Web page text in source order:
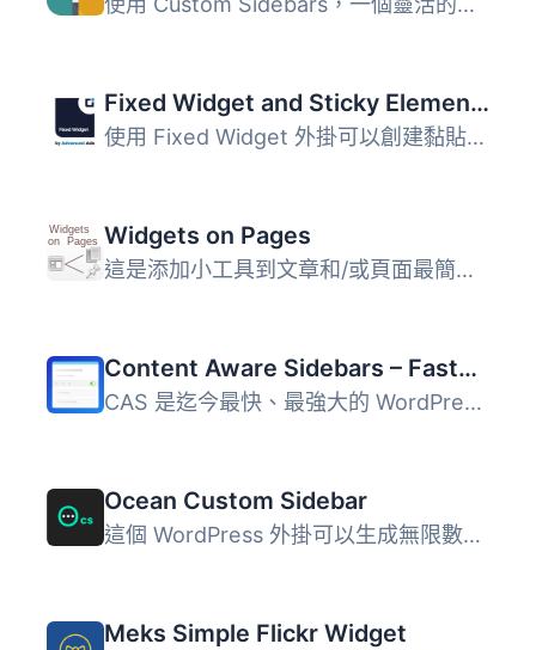
Fixed Widget and Sticky Elements for WordPress
使用 Fixed Widget 外掛可以創建黏貼式的小部件、區塊和其他...
Widgets on Pages
這是添加小工具到文章和/或頁面最簡單，也是評價最高的方法。...
Content Aware Sidebars – Fastest Widget Area Plugin
CAS 是迄今最快、最強大的 WordPress 側邊欄外掛程式。您可以...
Ocean Custom Sidebar
這個 WordPress 外掛可以生成無限數量的側邊欄，您可以把它們...
Meks Simple Flickr Widget